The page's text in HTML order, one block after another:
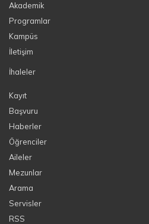
Akademik
Programlar
Kampüs
İletişim
İhaleler
Kayıt
Başvuru
Haberler
Öğrenciler
Aileler
Mezunlar
Arama
Servisler
RSS